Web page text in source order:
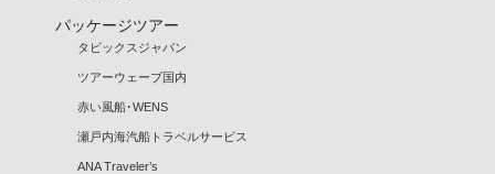
パッケージツアー
タビックスジャパン
ツアーウェーブ国内
赤い風船･WENS
瀬戸内海汽船トラベルサービス
ANA Traveler’s